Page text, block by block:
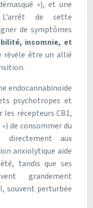
»), et une
de cette
de symptômes
insomnie, et
révèle être un allié
endocannabinoïde
psychotropes et
récepteurs CB1,
de consommer du
directement aux
anxiolytique aide
tandis que ses
grandement
souvent perturbée